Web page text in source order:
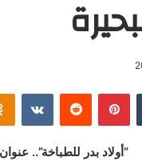
‏Tumblr بينتيريست ‏Reddit
‏VKontakte
“أولاد بدر للطباخة”..